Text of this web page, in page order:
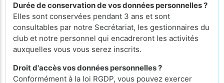
Durée de conservation de vos données personnelles ?
Elles sont conservées pendant 3 ans et sont
consultables par notre Secrétariat, les gestionnaires du
club et notre personnel qui encadreront les activités
auxquelles vous vous serez inscrits.
Droit d'accès vos données personnelles ?
Conformément à la loi RGDP, vous pouvez exercer